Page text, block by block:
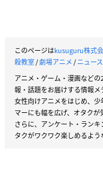
このページはkusuguru株式
殺教室/劇場アニメ/ニュース
アニメ・ゲーム・漫画など
報・話題をお届けする情報メ
女性向けアニメをはじめ、
マーにも幅を広げ、オタクが
さらに、アンケート・ラン
タクがワクワク楽しめるよう